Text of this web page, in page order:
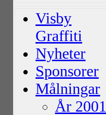
Visby
Graffiti
Nyheter
Sponsorer
Målningar
År 2001